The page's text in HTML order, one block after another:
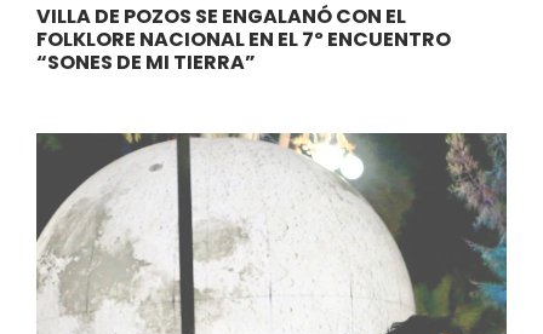
VILLA DE POZOS SE ENGALANÓ CON EL
FOLKLORE NACIONAL EN EL 7º ENCUENTRO
“SONES DE MI TIERRA”